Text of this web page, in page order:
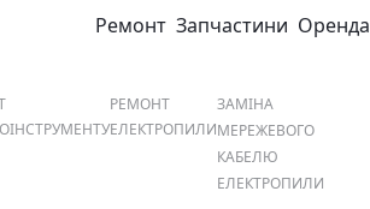
навігаційне меню
Ремонт Запчастини Оренда
РЕМОНТ
ЕЛЕКТРОПИЛИ
ЗАМІНА
МЕРЕЖЕВОГО
КАБЕЛЮ
ЕЛЕКТРОПИЛИ